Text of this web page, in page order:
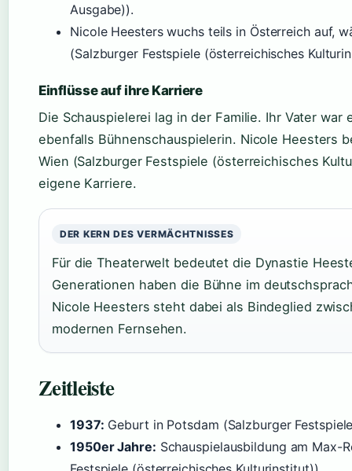
Ausgabe)).
Nicole Heesters wuchs teils in Österreich auf,
(Salzburger Festspiele (österreichisches
Einflüsse auf ihre Karriere
Die Schauspielerei lag in der Familie. Ihr Vater
ebenfalls Bühnenschauspielerin. Nicole Heesters
Wien (Salzburger Festspiele (österreichisches
eigene Karriere.
DER KERN DES VERMÄCHTNISSES
Für die Theaterwelt bedeutet die Dynastie
Generationen haben die Bühne im
Nicole Heesters steht dabei als Bindeglied
modernen Fernsehen.
Zeitleiste
1937: Geburt in Potsdam (Salzburger
1950er Jahre: Schauspielausbildung am Max-